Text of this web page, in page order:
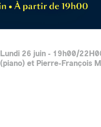
Lundi 26 juin - 19h00/
(piano) et Pierre-François